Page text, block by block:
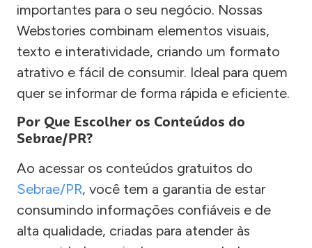
importantes para o seu negócio. Nossas
Webstories combinam elementos visuais,
texto e interatividade, criando um formato
atrativo e fácil de consumir. Ideal para quem
quer se informar de forma rápida e eficiente.
Por Que Escolher os Conteúdos do
Sebrae/PR?
Ao acessar os conteúdos gratuitos do
Sebrae/PR, você tem a garantia de estar
consumindo informações confiáveis e de
alta qualidade, criadas para atender às